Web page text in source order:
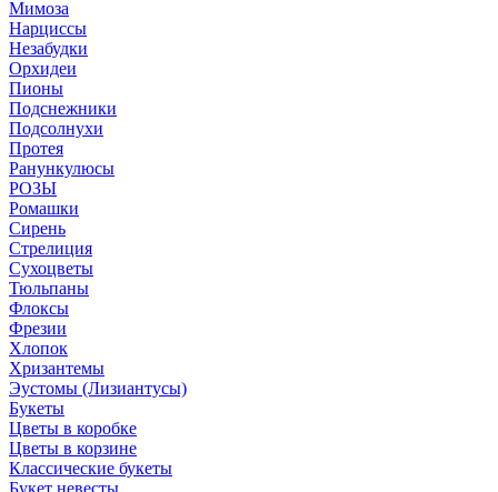
Мимоза
Нарциссы
Незабудки
Орхидеи
Пионы
Подснежники
Подсолнухи
Протея
Ранункулюсы
РОЗЫ
Ромашки
Сирень
Стрелиция
Сухоцветы
Тюльпаны
Флоксы
Фрезии
Хлопок
Хризантемы
Эустомы (Лизиантусы)
Букеты
Цветы в коробке
Цветы в корзине
Классические букеты
Букет невесты